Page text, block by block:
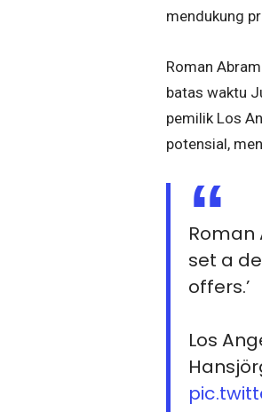
mendukung
Roman
batas waktu
pemilik Los
potensial,
Roman
set a
offers.’
Los